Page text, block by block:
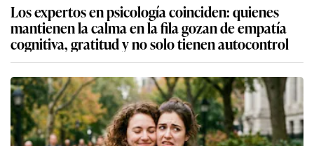
Los expertos en psicología coinciden: quienes
mantienen la calma en la fila gozan de empatía
cognitiva, gratitud y no solo tienen autocontrol